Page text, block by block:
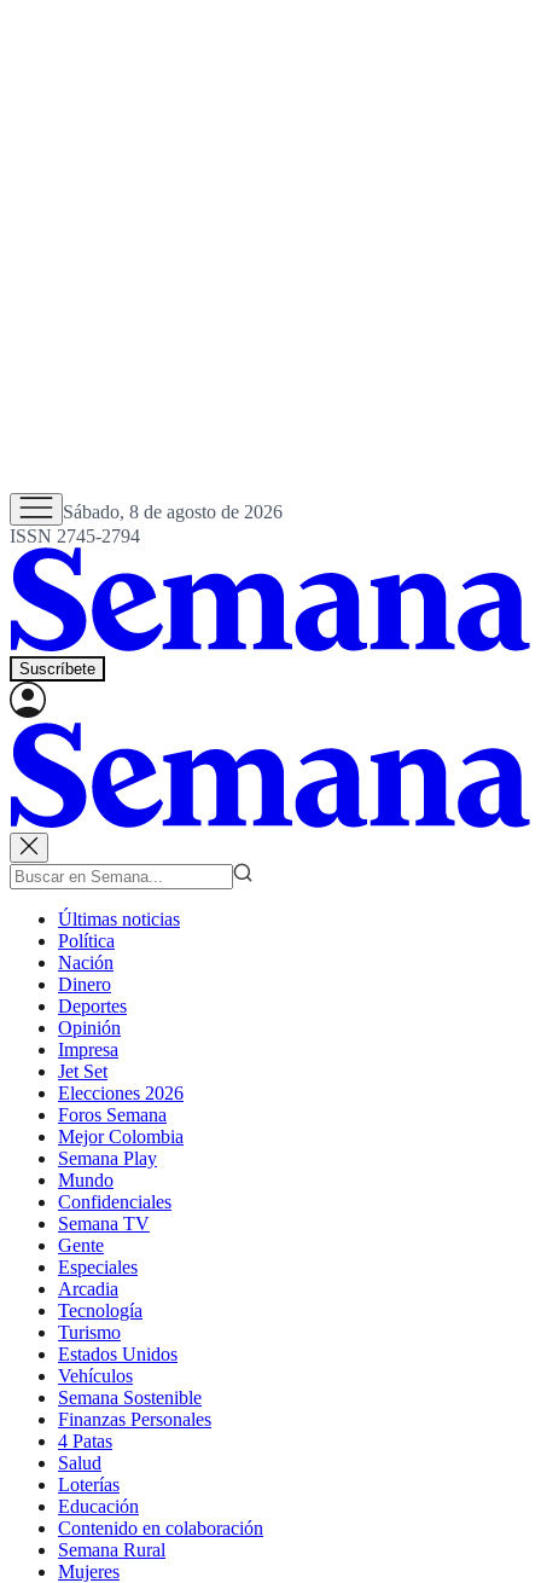
Sábado, 8 de agosto de 2026
ISSN 2745-2794
Suscríbete
Últimas noticias
Política
Nación
Dinero
Deportes
Opinión
Impresa
Jet Set
Elecciones 2026
Foros Semana
Mejor Colombia
Semana Play
Mundo
Confidenciales
Semana TV
Gente
Especiales
Arcadia
Tecnología
Turismo
Estados Unidos
Vehículos
Semana Sostenible
Finanzas Personales
4 Patas
Salud
Loterías
Educación
Contenido en colaboración
Semana Rural
Mujeres